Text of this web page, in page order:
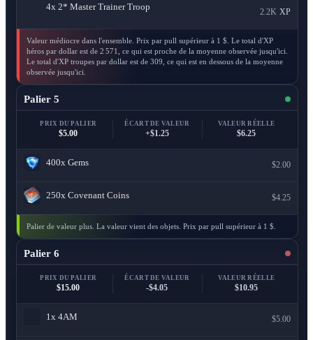
4x 2* Master Trainer Troop
2.2K XP
Valeur médiocre dans l'ensemble. Prix par pull supérieur à 1 $. Le total d'XP
héros par dollar est de 2 571, ce qui est proche de la moyenne observée jusqu'ici.
Le total d'XP troupes par dollar est de 309, ce qui est en dessous de la moyenne
observée jusqu'ici.
Palier 5
PRIX DU PALIER
$5.00
ÉCART DE VALEUR
+$1.25
VALEUR RÉELLE
$6.25
400x Gems $2.00
250x Covenant Coins $4.25
Palier de valeur plus. La valeur vient des objets. Prix par pull supérieur à 1 $.
Palier 6
PRIX DU PALIER
$15.00
ÉCART DE VALEUR
-$4.05
VALEUR RÉELLE
$10.95
1x 4AM $5.00